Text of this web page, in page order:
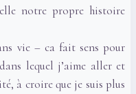
notre propre histoire
vie – ca fait sens pour
lequel j’aime aller et
à croire que je suis plus